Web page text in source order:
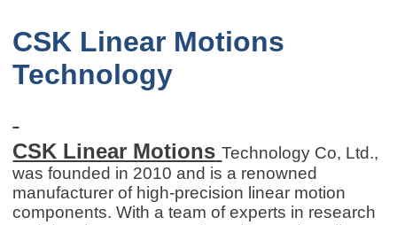
CSK Linear Motions
Technology
CSK Linear Motions Technology Co, Ltd.,
was founded in 2010 and is a renowned
manufacturer of high-precision linear motion
components. With a team of experts in research